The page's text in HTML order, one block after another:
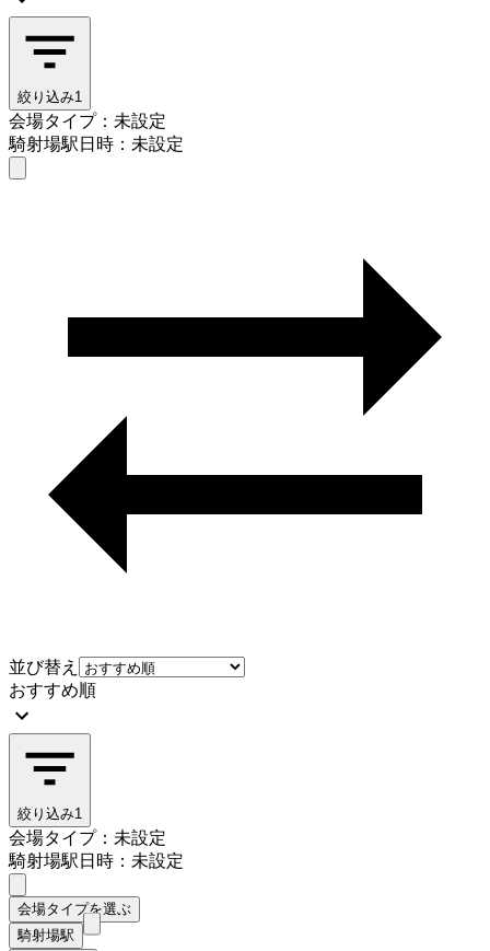
絞り込み1
会場タイプ：未設定
騎射場駅日時：未設定
並び替え
おすすめ順
絞り込み1
会場タイプ：未設定
騎射場駅日時：未設定
会場タイプを選ぶ
騎射場駅